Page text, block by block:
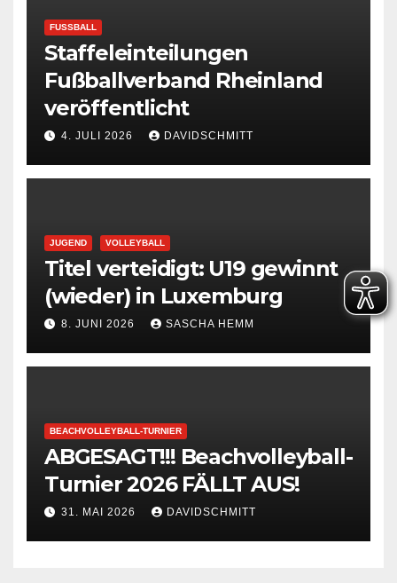
FUSSBALL
Staffeleinteilungen
Fußballverband Rheinland
veröffentlicht
4. JULI 2026 DAVIDSCHMITT
JUGEND VOLLEYBALL
Titel verteidigt: U19 gewinnt
(wieder) in Luxemburg
8. JUNI 2026 SASCHA HEMM
BEACHVOLLEYBALL-TURNIER
ABGESAGT!!! Beachvolleyball-
Turnier 2026 FÄLLT AUS!
31. MAI 2026 DAVIDSCHMITT